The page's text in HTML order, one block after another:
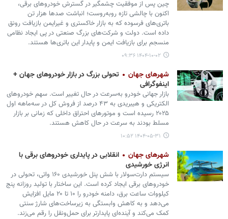
چین پس از موفقیت چشمگیر در گسترش خودروهای برقی،
اکنون با چالشی تازه روبه‌روست؛ انباشت صدها هزار تن
باتری‌های فرسوده که به بازار خاکستری و غیرایمن بازیافت رونق
داده است. دولت و شرکت‌های بزرگ صنعتی در پی ایجاد نظامی
منسجم برای بازیافت ایمن و پایدار این باتری‌ها هستند.
۱۴۰۴-۱۰-۰۲ ۰۹:۳۶
شهرهای جهان
تحولی بزرگ در بازار خودروهای جهان +
اینفوگرافی
بازار جهانی خودرو به‌سرعت در حال تغییر است. سهم خودروهای
الکتریکی و هیبریدی به ۴۳ درصد از فروش کل در سه‌ماهه اول
۲۰۲۵ رسیده است و موتورهای احتراق داخلی که زمانی بر بازار
مسلط بودند به سرعت در حال کاهش هستند.
۱۴۰۴-۰۵-۳۱ ۱۰:۵۲
شهرهای جهان
انقلابی در پایداری خودروهای برقی با
انرژی خورشیدی
سیستم دارت‌سولار با شش پنل خورشیدی ۱۶۰ واتی، تحولی در
خودروهای برقی ایجاد کرده است. این ساختار با تولید روزانه پنج
کیلووات ساعت برق، دامنه خودرو را ۱۰ تا ۲۰ مایل افزایش
می‌دهد و به کاهش وابستگی به زیرساخت‌های شارژ سنتی
کمک می‌کند و آینده‌ای پایدارتر برای حمل‌ونقل را رقم می‌زند.